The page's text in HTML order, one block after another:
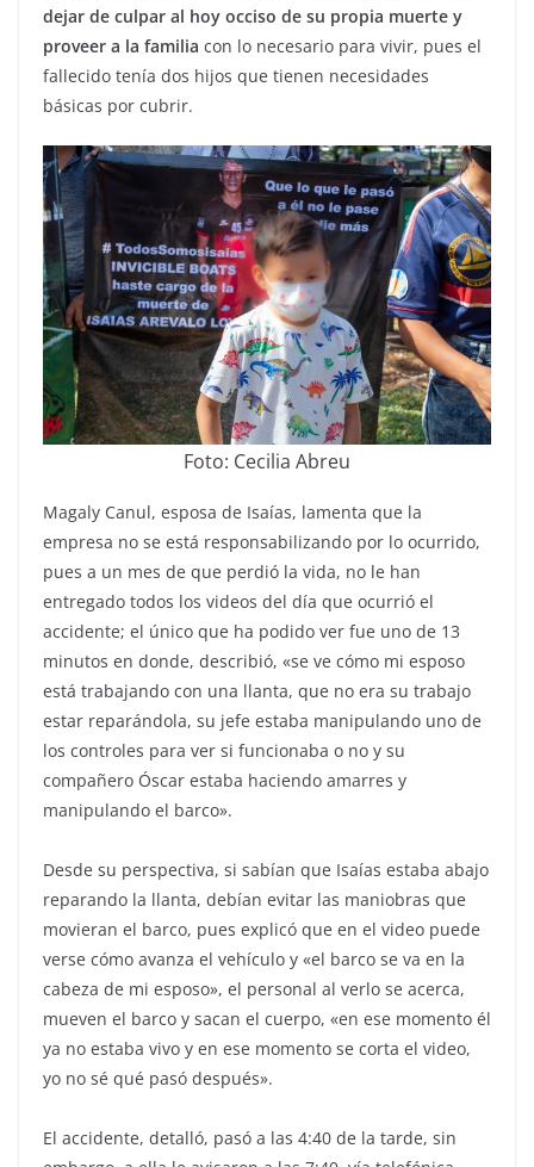
dejar de culpar al hoy occiso de su propia muerte y
proveer a la familia con lo necesario para vivir, pues el
fallecido tenía dos hijos que tienen necesidades
básicas por cubrir.
Foto: Cecilia Abreu
Magaly Canul, esposa de Isaías, lamenta que la
empresa no se está responsabilizando por lo ocurrido,
pues a un mes de que perdió la vida, no le han
entregado todos los videos del día que ocurrió el
accidente; el único que ha podido ver fue uno de 13
minutos en donde, describió, «se ve cómo mi esposo
está trabajando con una llanta, que no era su trabajo
estar reparándola, su jefe estaba manipulando uno de
los controles para ver si funcionaba o no y su
compañero Óscar estaba haciendo amarres y
manipulando el barco».
Desde su perspectiva, si sabían que Isaías estaba abajo
reparando la llanta, debían evitar las maniobras que
movieran el barco, pues explicó que en el video puede
verse cómo avanza el vehículo y «el barco se va en la
cabeza de mi esposo», el personal al verlo se acerca,
mueven el barco y sacan el cuerpo, «en ese momento él
ya no estaba vivo y en ese momento se corta el video,
yo no sé qué pasó después».
El accidente, detalló, pasó a las 4:40 de la tarde, sin